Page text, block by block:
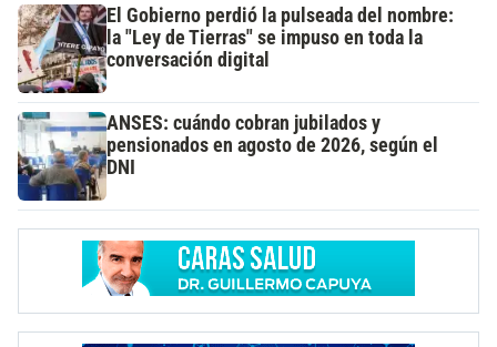
El Gobierno perdió la pulseada del nombre:
la "Ley de Tierras" se impuso en toda la
conversación digital
ANSES: cuándo cobran jubilados y
pensionados en agosto de 2026, según el
DNI